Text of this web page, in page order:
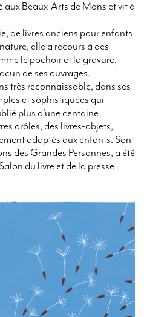
aux Beaux-Arts de Mons et vit à
de livres anciens pour enfants
elle a recours à des
le pochoir et la gravure,
de ses ouvrages.
très reconnaissable, dans ses
et sophistiquées qui
plus d’une centaine
drôles, des livres-objets,
adaptés aux enfants. Son
des Grandes Personnes, a été
du livre et de la presse